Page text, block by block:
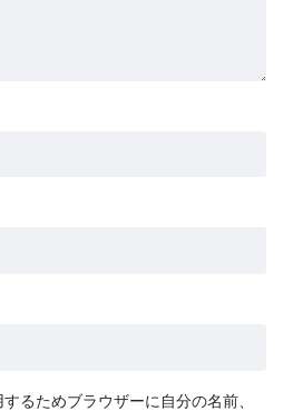
るためブラウザーに自分の名前、